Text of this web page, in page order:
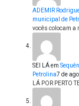
ADEMIR
municipal de
vocês colocam a
SEI LÁem
Petrolina7 de
LÁ POR PERTO